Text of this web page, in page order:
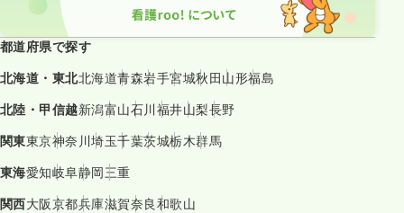
都道府県で探す
北海道・東北北海道青森岩手宮城秋田山形福島
北陸・甲信越新潟富山石川福井山梨長野
関東東京神奈川埼玉千葉茨城栃木群馬
東海愛知岐阜静岡三重
関西大阪京都兵庫滋賀奈良和歌山